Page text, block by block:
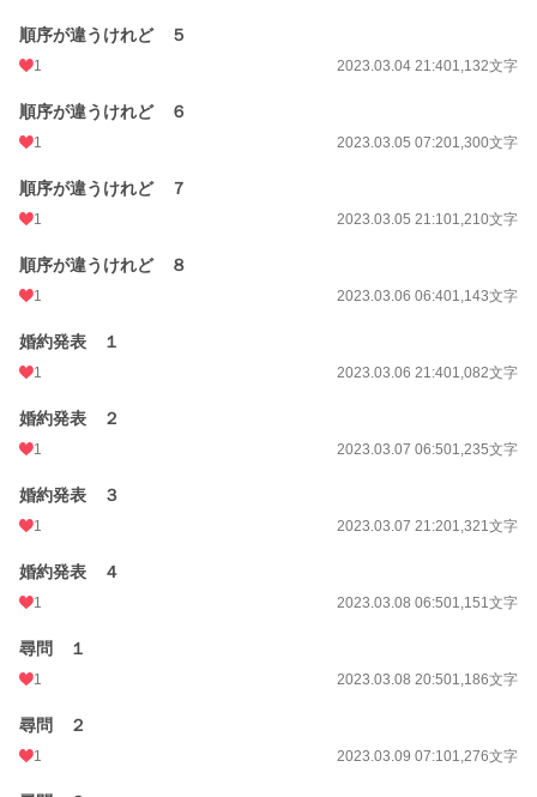
順序が違うけれど ５
1 2023.03.04 21:401,132文字
順序が違うけれど ６
1 2023.03.05 07:201,300文字
順序が違うけれど ７
1 2023.03.05 21:101,210文字
順序が違うけれど ８
1 2023.03.06 06:401,143文字
婚約発表 １
1 2023.03.06 21:401,082文字
婚約発表 ２
1 2023.03.07 06:501,235文字
婚約発表 ３
1 2023.03.07 21:201,321文字
婚約発表 ４
1 2023.03.08 06:501,151文字
尋問 １
1 2023.03.08 20:501,186文字
尋問 ２
1 2023.03.09 07:101,276文字